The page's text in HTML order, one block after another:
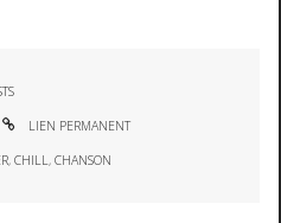
LIEN PERMANENT
,CHILL ,CHANSON